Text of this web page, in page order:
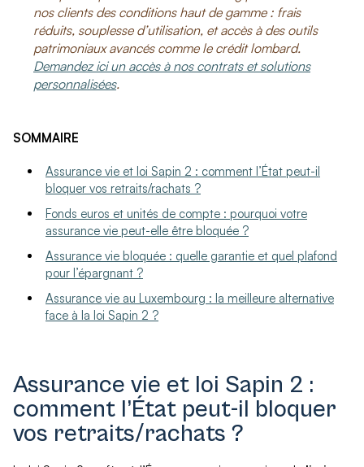
nos clients des conditions haut de gamme : frais
réduits, souplesse d’utilisation, et accès à des outils
patrimoniaux avancés comme le crédit lombard.
Demandez ici un accès à nos contrats et solutions
personnalisées.
SOMMAIRE
Assurance vie et loi Sapin 2 : comment l’État peut-il
bloquer vos retraits/rachats ?
Fonds euros et unités de compte : pourquoi votre
assurance vie peut-elle être bloquée ?
Assurance vie bloquée : quelle garantie et quel plafond
pour l’épargnant ?
Assurance vie au Luxembourg : la meilleure alternative
face à la loi Sapin 2 ?
Assurance vie et loi Sapin 2 :
comment l’État peut-il bloquer
vos retraits/rachats ?